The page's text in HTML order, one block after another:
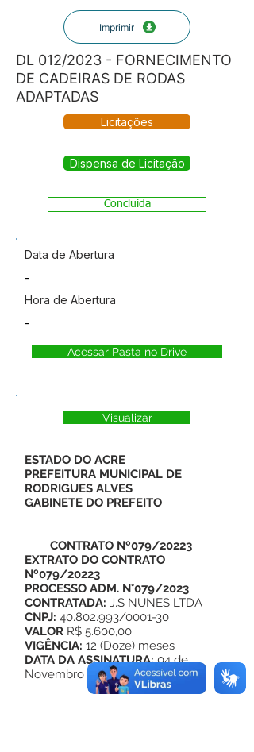
Imprimir
DL 012/2023 - FORNECIMENTO
DE CADEIRAS DE RODAS
ADAPTADAS
Licitações
Dispensa de Licitação
Concluída
Data de Abertura
-
Hora de Abertura
-
Acessar Pasta no Drive
Visualizar
ESTADO DO ACRE
PREFEITURA MUNICIPAL DE
RODRIGUES ALVES
GABINETE DO PREFEITO
CONTRATO Nº079/20223
EXTRATO DO CONTRATO
Nº079/20223
PROCESSO ADM. N°079/2023
CONTRATADA: J.S NUNES LTDA
CNPJ: 40.802.993/0001-30
VALOR R$ 5.600,00
VIGÊNCIA: 12 (Doze) meses
DATA DA ASSINATURA:04 de
Novembro de 2023